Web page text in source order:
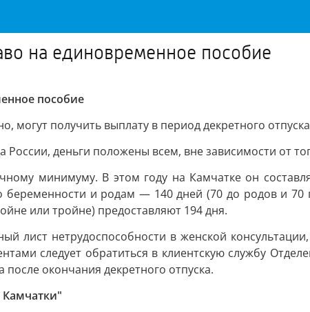
на единовременное пособие
пособие
могут получить выплату в период декретного
деньги положены всем, вне зависимости от
минимуму. В этом году на Камчатке он
беременности и родам — 140 дней (70 до родов и
или тройне) предоставляют 194 дня.
лист нетрудоспособности в женской
следует обратиться в клиентскую службу
после окончания декретного отпуска.